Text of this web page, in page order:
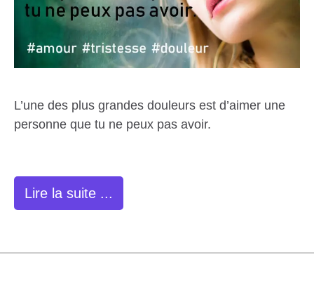
L’une des plus grandes douleurs est d’aimer une
personne que tu ne peux pas avoir.
Lire la suite ...